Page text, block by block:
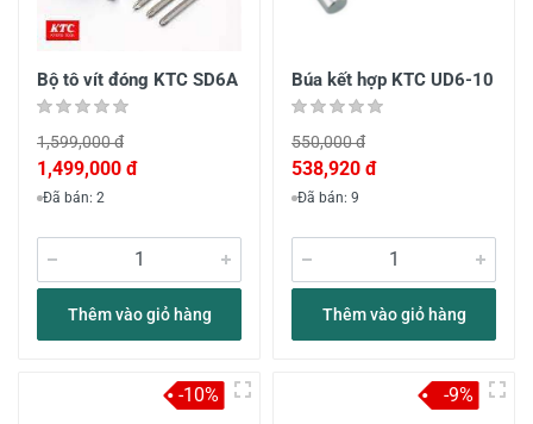
Bộ tô vít đóng KTC SD6A
1,599,000 đ
1,499,000 đ
Đã bán: 2
Thêm vào giỏ hàng
Búa kết hợp KTC UD6-10
550,000 đ
538,920 đ
Đã bán: 9
Thêm vào giỏ hàng
-10% -9%